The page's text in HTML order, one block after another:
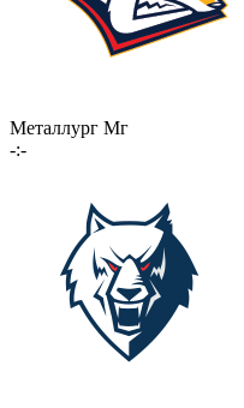
Металлург Мг
-:-